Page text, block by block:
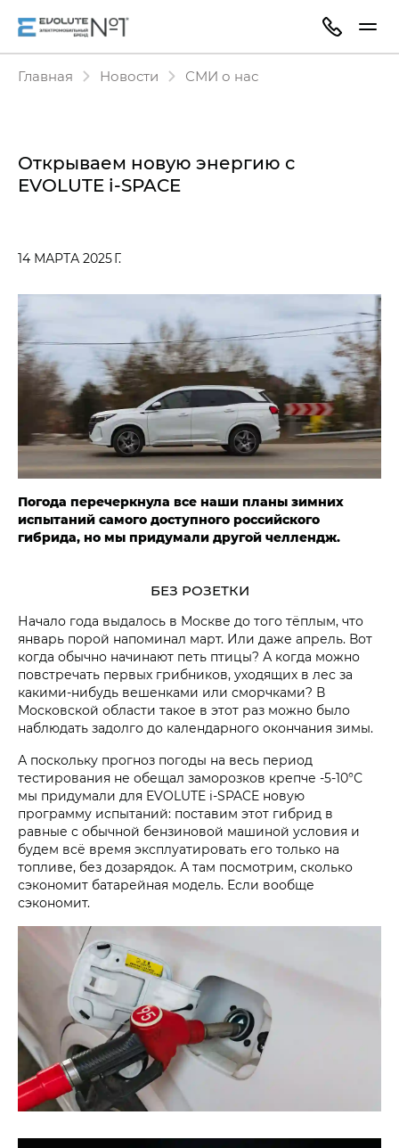
Главная Новости СМИ о нас
Открываем новую энергию с
EVOLUTE i-SPACE
14 МАРТА 2025 Г.
Погода перечеркнула все наши планы зимних
испытаний самого доступного российского
гибрида, но мы придумали другой челлендж.
БЕЗ РОЗЕТКИ
Начало года выдалось в Москве до того тёплым, что
январь порой напоминал март. Или даже апрель. Вот
когда обычно начинают петь птицы? А когда можно
повстречать первых грибников, уходящих в лес за
какими-нибудь вешенками или сморчками? В
Московской области такое в этот раз можно было
наблюдать задолго до календарного окончания зимы.
А поскольку прогноз погоды на весь период
тестирования не обещал заморозков крепче -5-10°С
мы придумали для EVOLUTE i‑SPACE новую
программу испытаний: поставим этот гибрид в
равные с обычной бензиновой машиной условия и
будем всё время эксплуатировать его только на
топливе, без дозарядок. А там посмотрим, сколько
сэкономит батарейная модель. Если вообще
сэкономит.